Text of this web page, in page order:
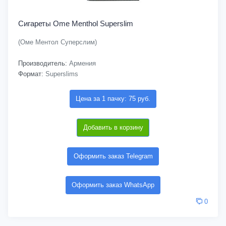
Сигареты Ome Menthol Superslim
(Оме Ментол Суперслим)
Производитель: Армения
Формат: Superslims
Цена за 1 пачку: 75 руб.
Добавить в корзину
Оформить заказ Telegram
Оформить заказ WhatsApp
0